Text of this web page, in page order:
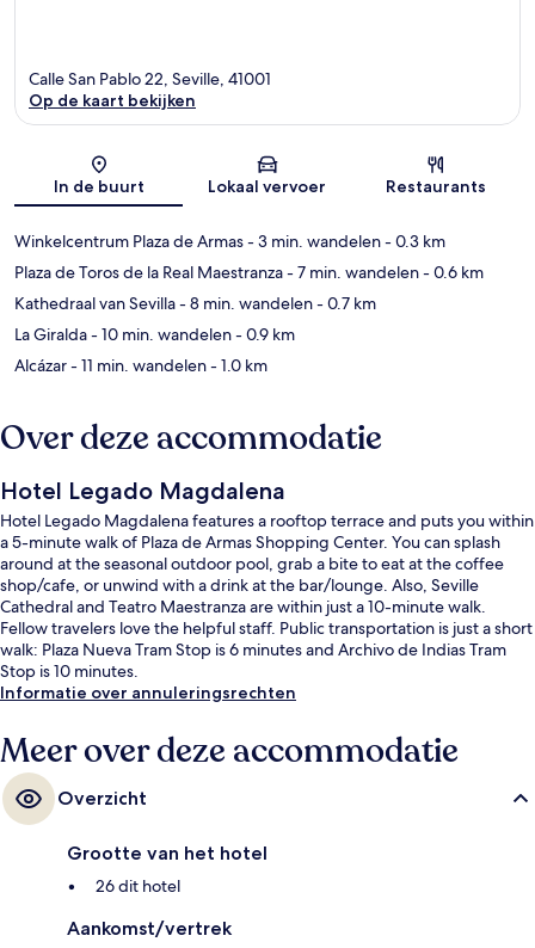
Kaart
Calle San Pablo 22, Seville, 41001
Op de kaart bekijken
In de buurt Lokaal vervoer Restaurants
Winkelcentrum Plaza de Armas- 3 min. wandelen- 0.3 km
Plaza de Toros de la Real Maestranza- 7 min. wandelen- 0.6 km
Kathedraal van Sevilla- 8 min. wandelen- 0.7 km
La Giralda- 10 min. wandelen- 0.9 km
Alcázar- 11 min. wandelen- 1.0 km
Over deze accommodatie
Hotel Legado Magdalena
Hotel Legado Magdalena features a rooftop terrace and puts you within
a 5-minute walk of Plaza de Armas Shopping Center. You can splash
around at the seasonal outdoor pool, grab a bite to eat at the coffee
shop/cafe, or unwind with a drink at the bar/lounge. Also, Seville
Cathedral and Teatro Maestranza are within just a 10-minute walk.
Fellow travelers love the helpful staff. Public transportation is just a short
walk: Plaza Nueva Tram Stop is 6 minutes and Archivo de Indias Tram
Stop is 10 minutes.
Informatie over annuleringsrechten
Meer over deze accommodatie
Overzicht
Grootte van het hotel
26 dit hotel
Aankomst/vertrek